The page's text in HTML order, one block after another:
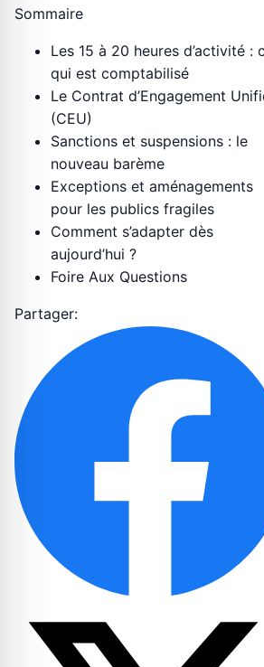
Sommaire
Les 15 à 20 heures d’activité :
qui est comptabilisé
Le Contrat d’Engagement
(CEU)
Sanctions et suspensions : le
nouveau barème
Exceptions et aménagements
pour les publics fragiles
Comment s’adapter dès
aujourd’hui ?
Foire Aux Questions
Partager: